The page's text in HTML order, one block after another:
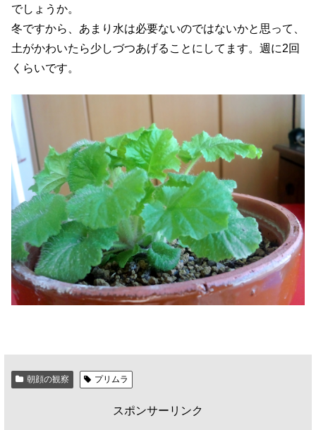
でしょうか。
冬ですから、あまり水は必要ないのではないかと思って、
土がかわいたら少しづつあげることにしてます。週に2回
くらいです。
朝顔の観察 プリムラ
スポンサーリンク